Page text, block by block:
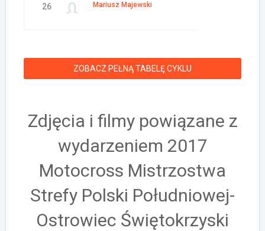
26 Mariusz Majewski
ZOBACZ PEŁNĄ TABELĘ CYKLU
Zdjęcia i filmy powiązane z
wydarzeniem 2017
Motocross Mistrzostwa
Strefy Polski Południowej-
Ostrowiec Świętokrzyski